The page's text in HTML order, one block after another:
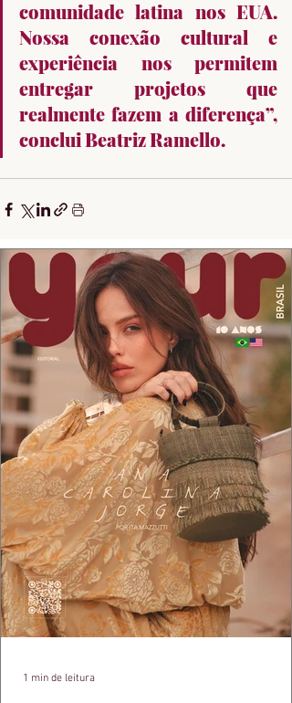
comunidade latina nos EUA.
Nossa conexão cultural e
experiência nos permitem
entregar projetos que
realmente fazem a diferença”,
conclui Beatriz Ramello.
1 min de leitura